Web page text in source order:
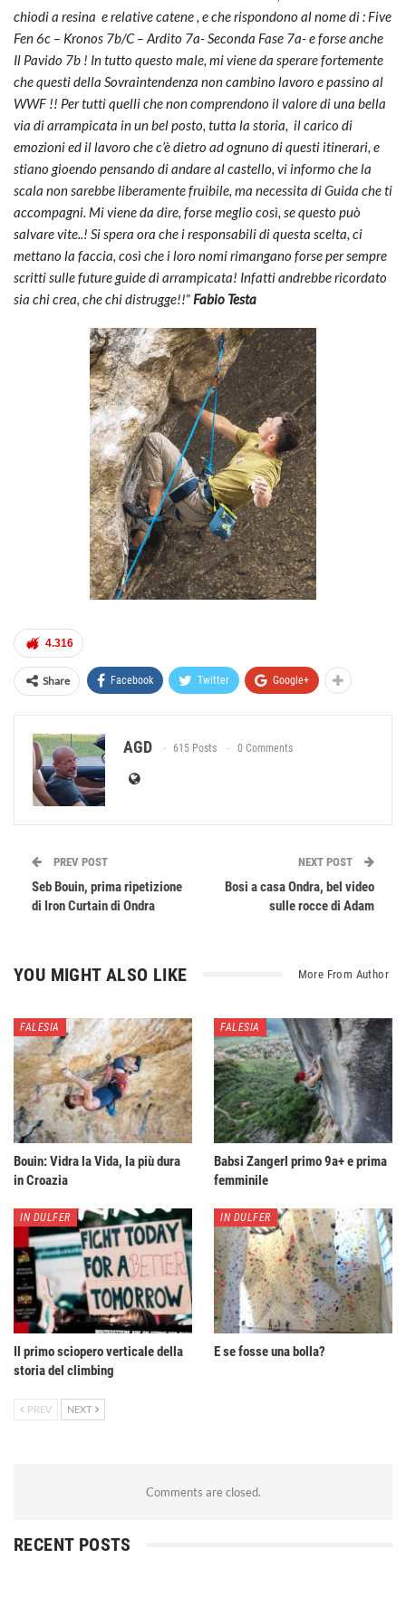
chiodi a resina e relative catene , e che rispondono al nome di : Five
Fen 6c – Kronos 7b/C – Ardito 7a- Seconda Fase 7a- e forse anche
Il Pavido 7b ! In tutto questo male, mi viene da sperare fortemente
che questi della Sovraintendenza non cambino lavoro e passino al
WWF !! Per tutti quelli che non comprendono il valore di una bella
via di arrampicata in un bel posto, tutta la storia, il carico di
emozioni ed il lavoro che c’è dietro ad ognuno di questi itinerari, e
stiano gioendo pensando di andare al castello, vi informo che la
scala non sarebbe liberamente fruibile, ma necessita di Guida che ti
accompagni. Mi viene da dire, forse meglio così, se questo può
salvare vite..! Si spera ora che i responsabili di questa scelta, ci
mettano la faccia, così che i loro nomi rimangano forse per sempre
scritti sulle future guide di arrampicata! Infatti andrebbe ricordato
sia chi crea, che chi distrugge!!”Fabio Testa
4.316
Share Facebook Twitter Google+
AGD 615 Posts 0 Comments
PREV POST
Seb Bouin, prima ripetizione
di Iron Curtain di Ondra
NEXT POST
Bosi a casa Ondra, bel video
sulle rocce di Adam
YOU MIGHT ALSO LIKE More From Author
FALESIA
Bouin: Vidra la Vida, la più dura
in Croazia
FALESIA
Babsi Zangerl primo 9a+ e prima
femminile
IN DULFER
Il primo sciopero verticale della
storia del climbing
IN DULFER
E se fosse una bolla?
PREV NEXT
Comments are closed.
RECENT POSTS